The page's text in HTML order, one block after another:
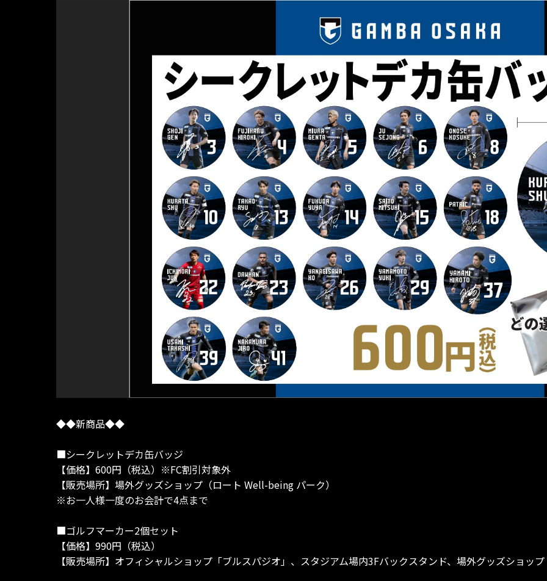
◆◆新商品◆◆
■シークレットデカ缶バッジ
【価格】600円（税込）※FC割引対象外
【販売場所】場外グッズショップ（ロート Well-being パーク）
※お一人様一度のお会計で4点まで
■ゴルフマーカー2個セット
【価格】990円（税込）
【販売場所】オフィシャルショップ「ブルスパジオ」、スタジアム場内3Fバックスタンド、場外グッズショッ